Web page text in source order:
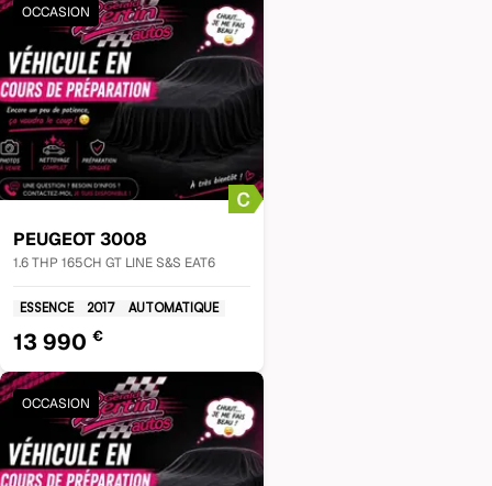
OCCASION
PEUGEOT3008
1.6 THP 165CH GT LINE S&S EAT6
ESSENCE 2017 AUTOMATIQUE
13 990 €
OCCASION